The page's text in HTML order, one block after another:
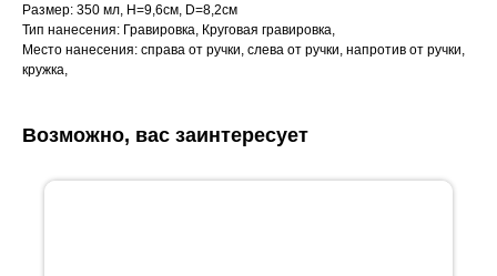
Размер: 350 мл, Н=9,6см, D=8,2см
Тип нанесения: Гравировка, Круговая гравировка,
Место нанесения: справа от ручки, слева от ручки, напротив от ручки,
кружка,
Возможно, вас заинтересует